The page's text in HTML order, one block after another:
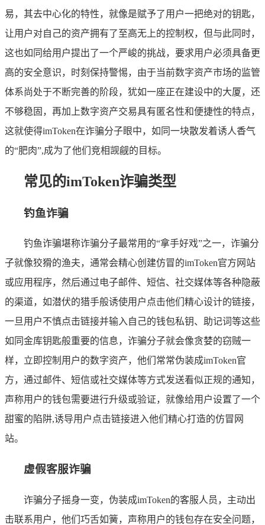
易，其去中心化的特性，就像是赋予了用户一把绝对的钥匙，
让用户对自己的资产拥有了至高无上的控制权，但与此同时，
这也如同给用户提出了一个严峻的挑战，要求用户必须具备更
高的安全意识，时刻保持警惕，由于当前数字资产市场的监管
体系尚处于不断完善的阶段，犹如一座正在建设中的大厦，还
不够稳固，再加上数字资产交易具有匿名性和便捷性的特点，
这就使得imToken在诈骗分子眼中，如同一块散发着诱人香气
的“肥肉”,成为了他们竞相觊觎的目标。
常见的imToken诈骗类型
钓鱼诈骗
钓鱼诈骗堪称诈骗分子最常用的“拿手好戏”之一，诈骗分
子就像狡猾的渔夫，通常会精心创建仿冒的imToken官方网站
或应用程序，然后通过电子邮件、短信、社交媒体等各种隐蔽
的渠道，如潜伏的猎手般诱使用户点击他们精心设计的链接，
一旦用户不慎点击链接并输入自己的钱包私钥、助记词等这些
如同金库钥匙般重要的信息，诈骗分子就会像贪婪的窃贼一
样，立即控制用户的数字资产，他们常常伪装成imToken官
方，通过邮件、短信或社交媒体等方式发送看似正规的通知，
声称用户的钱包需要进行升级或验证，就像给用户设置了一个
甜蜜的陷阱,诱导用户点击链接进入他们精心打造的仿冒网
站。
虚假客服诈骗
诈骗分子摇身一变，伪装成imToken的客服人员，主动出
击联系用户，他们巧舌如簧，声称用户的钱包存在安全问题，